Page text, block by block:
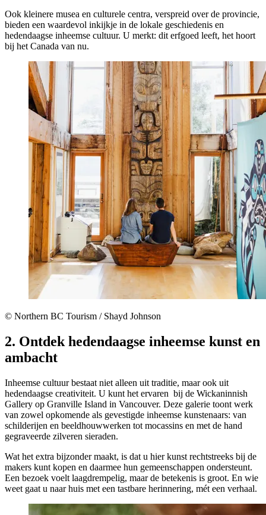
Ook kleinere musea en culturele centra, verspreid over de provincie,
bieden een waardevol inkijkje in de lokale geschiedenis en
hedendaagse inheemse cultuur. U merkt: dit erfgoed leeft, het hoort
bij het Canada van nu.
© Northern BC Tourism / Shayd Johnson
2. Ontdek hedendaagse inheemse kunst en
ambacht
Inheemse cultuur bestaat niet alleen uit traditie, maar ook uit
hedendaagse creativiteit. U kunt het ervaren bij de Wickaninnish
Gallery op Granville Island in Vancouver. Deze galerie toont werk
van zowel opkomende als gevestigde inheemse kunstenaars: van
schilderijen en beeldhouwwerken tot mocassins en met de hand
gegraveerde zilveren sieraden.
Wat het extra bijzonder maakt, is dat u hier kunst rechtstreeks bij de
makers kunt kopen en daarmee hun gemeenschappen ondersteunt.
Een bezoek voelt laagdrempelig, maar de betekenis is groot. En wie
weet gaat u naar huis met een tastbare herinnering, mét een verhaal.